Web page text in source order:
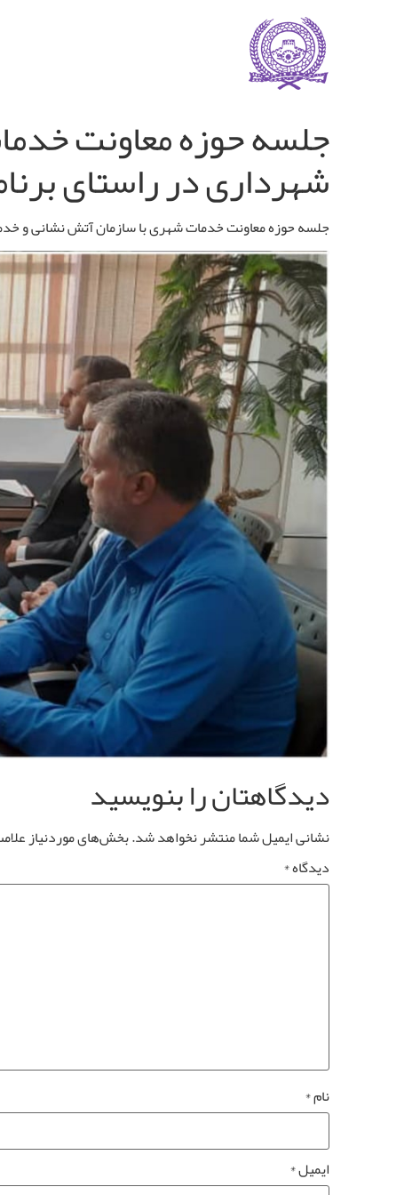
جلسه حوزه معاونت
شهرداری در راستای برنامه ریزی روز ۷ مهر
جلسه حوزه معاونت خدمات شهری با سازمان آتش نشانی و خدمات ایمنی
دیدگاهتان را بنویسید
نشانی ایمیل شما منتشر نخواهد شد.بخش‌های موردنیاز
دیدگاه*
نام*
ایمیل*